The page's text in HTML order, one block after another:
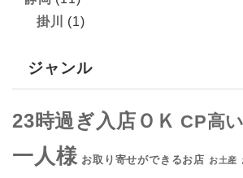
掛川
(1)
ジャンル
23時過ぎ入店ＯＫ CP高い
一人様 お取り寄せができるお店 お土産